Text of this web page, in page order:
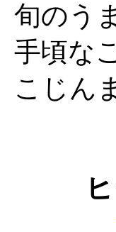
旬のう
手頃な
こじん